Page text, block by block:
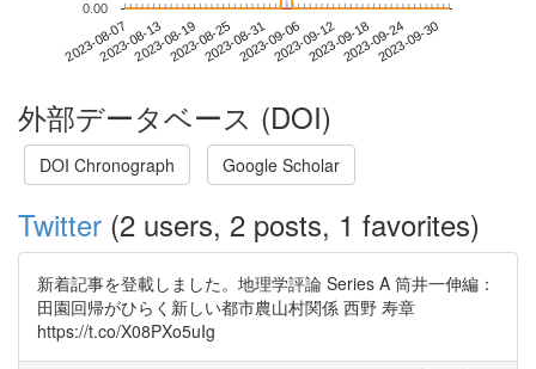
2023-08-072023-08-132023-08-192023-08-252023-08-312023-09-062023-09-122023-09-182023-09-242023-09-30
0.00
外部データベース (DOI)
DOI Chronograph Google Scholar
Twitter (2 users, 2 posts, 1 favorites)
新着記事を登載しました。地理学評論 Series A 筒井一伸編：
田園回帰がひらく新しい都市農山村関係 西野 寿章
https://t.co/X08PXo5uIg